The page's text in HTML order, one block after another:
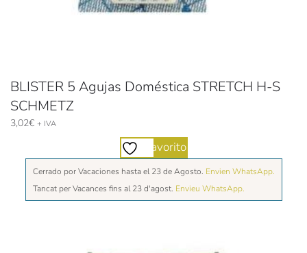
BLISTER 5 Agujas Doméstica STRETCH H-S
SCHMETZ
3,02€ + IVA
Favorito
Cerrado por Vacaciones hasta el 23 de Agosto. Envien WhatsApp.
Tancat per Vacances fins al 23 d'agost. Envieu WhatsApp.